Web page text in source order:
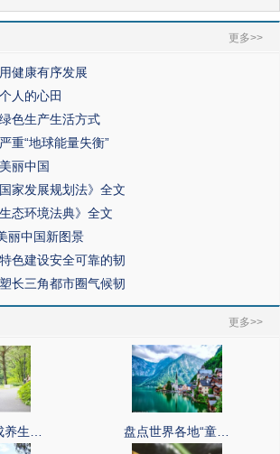
更多>>
健康有序发展
人的心田
色生产生活方式
重“地球能量失衡”
丽中国
家发展规划法》全文
态环境法典》全文
丽中国新图景
色建设安全可靠的韧
长三角都市圈气候韧
更多>>
养生… 盘点世界各地“童…